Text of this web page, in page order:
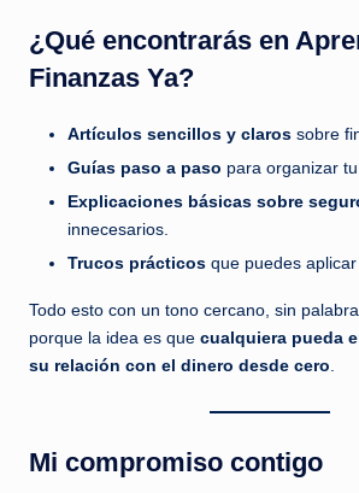
¿Qué encontrarás en
Finanzas Ya?
Artículos sencillos y claros sobre
Guías paso a paso para organizar tu
Explicaciones básicas sobre
innecesarios.
Trucos prácticos que puedes
Todo esto con un tono cercano, sin
porque la idea es que cualquiera pueda
su relación con el dinero desde cero.
Mi compromiso contigo